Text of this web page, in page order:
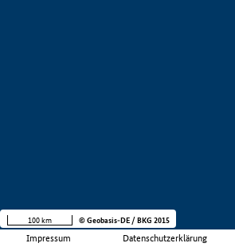
Impressum Datenschutzerklärung
100 km © Geobasis-DE / BKG 2015